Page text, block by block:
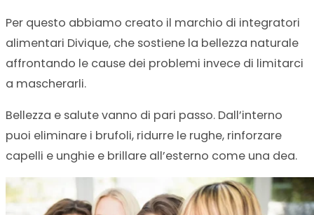
Per questo abbiamo creato il marchio di integratori
alimentari Divique, che sostiene la bellezza naturale
affrontando le cause dei problemi invece di limitarci
a mascherarli.
Bellezza e salute vanno di pari passo. Dall’interno
puoi eliminare i brufoli, ridurre le rughe, rinforzare
capelli e unghie e brillare all’esterno come una dea.